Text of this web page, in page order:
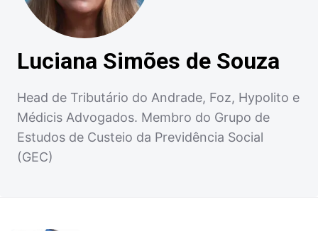
Luciana Simões de Souza
Head de Tributário do Andrade, Foz, Hypolito e
Médicis Advogados. Membro do Grupo de
Estudos de Custeio da Previdência Social
(GEC)